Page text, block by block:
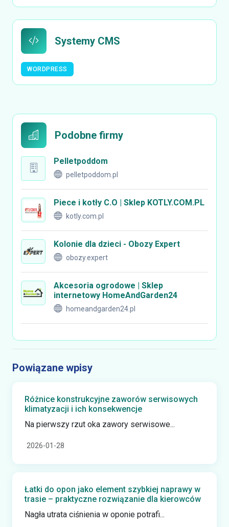
Systemy CMS
WORDPRESS
Podobne firmy
Pelletpoddom
pelletpoddom.pl
Piece i kotły C.O | Sklep KOTLY.COM.PL
kotly.com.pl
Kolonie dla dzieci - Obozy Expert
obozy.expert
Akcesoria ogrodowe | Sklep
internetowy HomeAndGarden24
homeandgarden24.pl
Powiązane wpisy
Różnice konstrukcyjne zaworów serwisowych
klimatyzacji i ich konsekwencje
Na pierwszy rzut oka zawory serwisowe...
2026-01-28
Łatki do opon jako element szybkiej naprawy w
trasie – praktyczne rozwiązanie dla kierowców
Nagła utrata ciśnienia w oponie potrafi...